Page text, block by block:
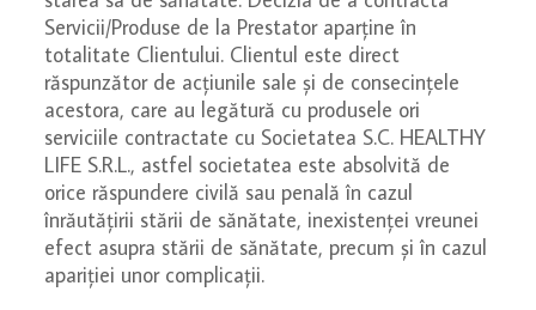
Servicii/Produse de la Prestator aparține în
totalitate Clientului. Clientul este direct
răspunzător de acțiunile sale și de consecințele
acestora, care au legătură cu produsele ori
serviciile contractate cu Societatea S.C. HEALTHY
LIFE S.R.L., astfel societatea este absolvită de
orice răspundere civilă sau penală în cazul
înrăutățirii stării de sănătate, inexistenței vreunei
efect asupra stării de sănătate, precum și în cazul
apariției unor complicații.